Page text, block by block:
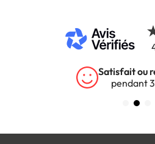
Satisfait ou
pendant